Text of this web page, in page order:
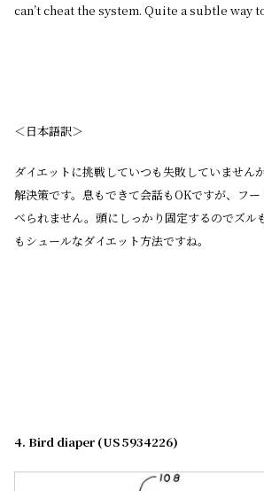
can’t cheat the system. Quite a subtle way
＜日本語訳＞
ダイエットに挑戦していつも失敗していませ
解決策です。息もできて会話もOKですが、フ
べられません。頭にしっかり固定するのでズル
もシュールなダイエット方法ですね。
4. Bird diaper (US 5934226)